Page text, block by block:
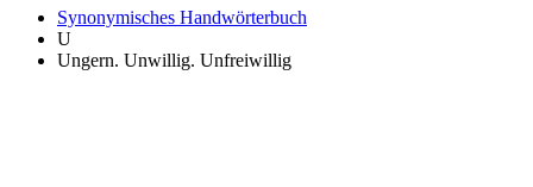
Synonymisches Handwörterbuch
U
Ungern. Unwillig. Unfreiwillig